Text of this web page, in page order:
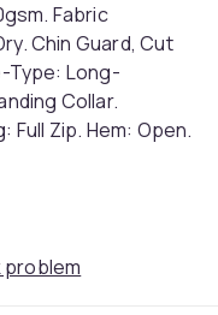
Fabric
Chin Guard, Cut
Type: Long-
Collar.
Zip. Hem: Open.